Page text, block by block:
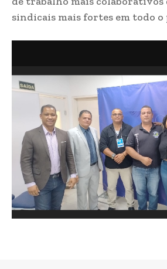
sindicais mais fortes em todo o